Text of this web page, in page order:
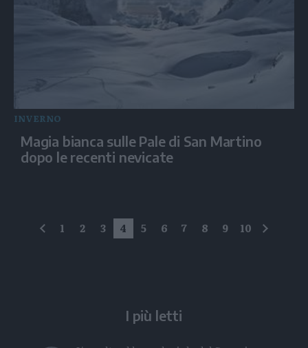
INVERNO
Magia bianca sulle Pale di San Martino
dopo le recenti nevicate
precedente
1 2 3 4 5 6 7 8 9 10
I più letti